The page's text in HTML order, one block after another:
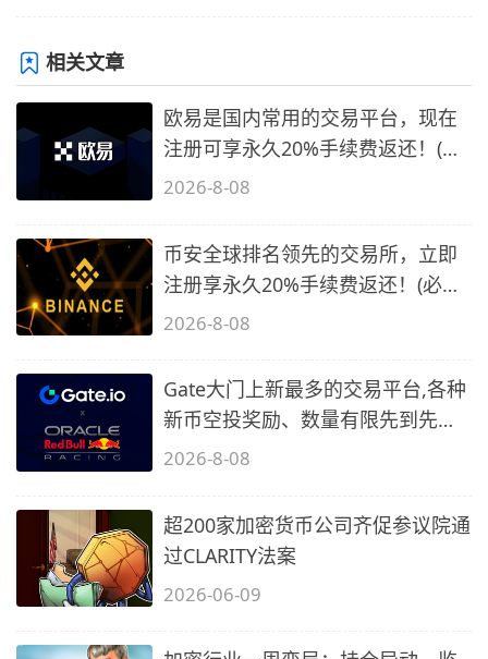
相关文章
欧易是国内常用的交易平台，现在
注册可享永久20%手续费返还！(必
备1)
2026-8-08
币安全球排名领先的交易所，立即
注册享永久20%手续费返还！(必备
2)
2026-8-08
Gate大门上新最多的交易平台,各种
新币空投奖励、数量有限先到先
得…
2026-8-08
超200家加密货币公司齐促参议院通
过CLARITY法案
2026-06-09